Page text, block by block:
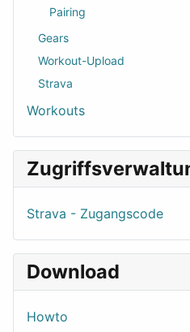
Pairing
Gears
Workout-Upload
Strava
Workouts
Strava - Zugangscode
Download
Howto